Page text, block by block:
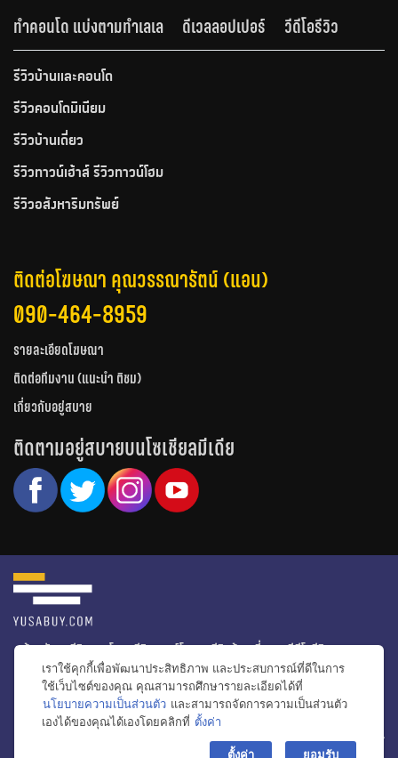
ทำคอนโด แบ่งตามทำเลเล
ดีเวลลอปเปอร์ วีดีโอรีวิว
รีวิวบ้านและคอนโด
รีวิวคอนโดมิเนียม
รีวิวบ้านเดี่ยว
รีวิวทาวน์เฮ้าส์ รีวิวทาวน์โฮม
รีวิวอสังหาริมทรัพย์
ติดต่อโฆษณา คุณวรรณารัตน์ (แอน)
090-464-8959
รายละเอียดโฆษณา
ติดต่อทีมงาน (แนะนำ ติชม)
เกี่ยวกับอยู่สบาย
ติดตามอยู่สบายบนโซเชียลมีเดีย
หน้าหลัก รีวิวคอนโด รีวิวทาวน์โฮม รีวิวบ้านเดี่ยว
วีดีโอรีวิว
ไอเดียแต่งบ้าน
ข่าวอสังหาริมทรัพย์
โปรโมชั่นบ้านและคอนโด
โครงการน่าสนใจ
© สงวนลิขสิทธิ์ 2556-2564
เราใช้คุกกี้เพื่อพัฒนาประสิทธิภาพ และประสบการณ์ที่ดีในการ
ใช้เว็บไซต์ของคุณ คุณสามารถศึกษารายละเอียดได้ที่
นโยบายความเป็นส่วนตัว และสามารถจัดการความเป็นส่วนตัว
เองได้ของคุณได้เองโดยคลิกที่ ตั้งค่า
ตั้งค่า ยอมรับ